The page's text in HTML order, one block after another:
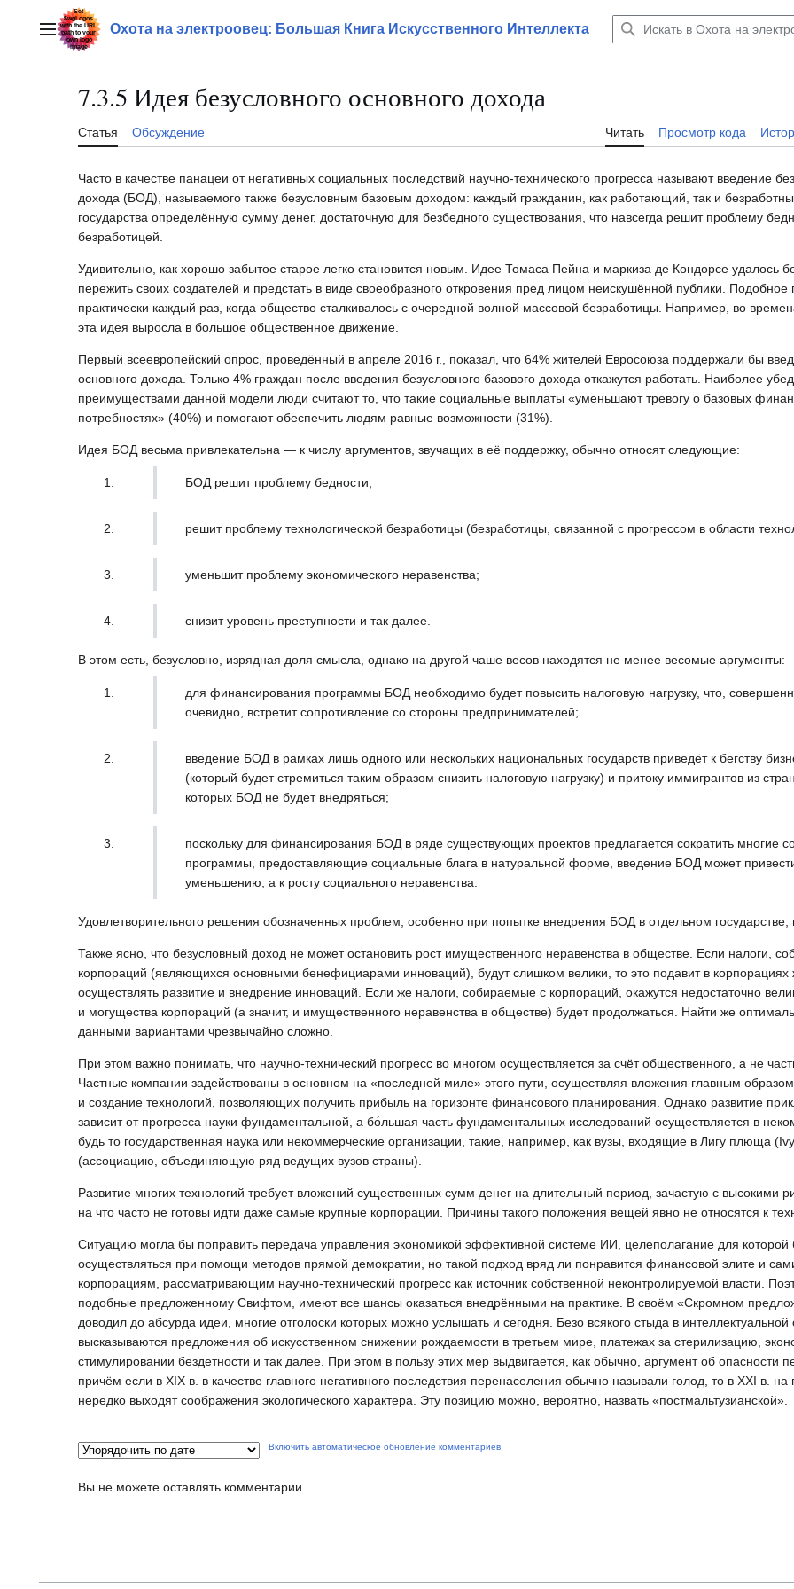
содержаниюГлавное менюОхота на электроовец: Большая Книга Искусственного Интеллекта
7.3.5 Идея безусловного основного дохода
Статья Обсуждение Читать Просмотр кода
Часто в качестве панацеи от негативных социальных последствий научно-технического прогресса называют введение
дохода (БОД), называемого также безусловным базовым доходом: каждый гражданин, как работающий, так и
государства определённую сумму денег, достаточную для безбедного существования, что навсегда решит проблему
безработицей.
Удивительно, как хорошо забытое старое легко становится новым. Идее Томаса Пейна и маркиза де Кондорсе удалось
пережить своих создателей и предстать в виде своеобразного откровения пред лицом неискушённой публики. Подобное
практически каждый раз, когда общество сталкивалось с очередной волной массовой безработицы. Например, во
эта идея выросла в большое общественное движение.
Первый всеевропейский опрос, проведённый в апреле 2016 г., показал, что 64% жителей Евросоюза поддержали бы
основного дохода. Только 4% граждан после введения безусловного базового дохода откажутся работать. Наиболее
преимуществами данной модели люди считают то, что такие социальные выплаты «уменьшают тревогу о базовых
потребностях» (40%) и помогают обеспечить людям равные возможности (31%).
Идея БОД весьма привлекательна — к числу аргументов, звучащих в её поддержку, обычно относят следующие:
БОД решит проблему бедности;
решит проблему технологической безработицы (безработицы, связанной с прогрессом в области
уменьшит проблему экономического неравенства;
снизит уровень преступности и так далее.
В этом есть, безусловно, изрядная доля смысла, однако на другой чаше весов находятся не менее весомые аргументы:
для финансирования программы БОД необходимо будет повысить налоговую нагрузку, что,
очевидно, встретит сопротивление со стороны предпринимателей;
введение БОД в рамках лишь одного или нескольких национальных государств приведёт к бегству
(который будет стремиться таким образом снизить налоговую нагрузку) и притоку иммигрантов из
которых БОД не будет внедряться;
поскольку для финансирования БОД в ряде существующих проектов предлагается сократить многие
программы, предоставляющие социальные блага в натуральной форме, введение БОД может
уменьшению, а к росту социального неравенства.
Удовлетворительного решения обозначенных проблем, особенно при попытке внедрения БОД в отдельном государстве,
Также ясно, что безусловный доход не может остановить рост имущественного неравенства в обществе. Если налоги,
корпораций (являющихся основными бенефициарами инноваций), будут слишком велики, то это подавит в корпорациях
осуществлять развитие и внедрение инноваций. Если же налоги, собираемые с корпораций, окажутся недостаточно
и могущества корпораций (а значит, и имущественного неравенства в обществе) будет продолжаться. Найти же
данными вариантами чрезвычайно сложно.
При этом важно понимать, что научно-технический прогресс во многом осуществляется за счёт общественного, а не
Частные компании задействованы в основном на «последней миле» этого пути, осуществляя вложения главным
и создание технологий, позволяющих получить прибыль на горизонте финансового планирования. Однако развитие
зависит от прогресса науки фундаментальной, а бо́льшая часть фундаментальных исследований осуществляется в
будь то государственная наука или некоммерческие организации, такие, например, как вузы, входящие в Лигу плюща
(ассоциацию, объединяющую ряд ведущих вузов страны).
Развитие многих технологий требует вложений существенных сумм денег на длительный период, зачастую с высокими
на что часто не готовы идти даже самые крупные корпорации. Причины такого положения вещей явно не относятся к
Ситуацию могла бы поправить передача управления экономикой эффективной системе ИИ, целеполагание для которой
осуществляться при помощи методов прямой демократии, но такой подход вряд ли понравится финансовой элите и
корпорациям, рассматривающим научно-технический прогресс как источник собственной неконтролируемой власти.
подобные предложенному Свифтом, имеют все шансы оказаться внедрёнными на практике. В своём «Скромном
доводил до абсурда идеи, многие отголоски которых можно услышать и сегодня. Безо всякого стыда в интеллектуальной
высказываются предложения об искусственном снижении рождаемости в третьем мире, платежах за стерилизацию,
стимулировании бездетности и так далее. При этом в пользу этих мер выдвигается, как обычно, аргумент об опасности
причём если в XIX в. в качестве главного негативного последствия перенаселения обычно называли голод, то в XXI в.
нередко выходят соображения экологического характера. Эту позицию можно, вероятно, назвать «постмальтузианской».
Включить автоматическое обновление комментариев
Вы не можете оставлять комментарии.